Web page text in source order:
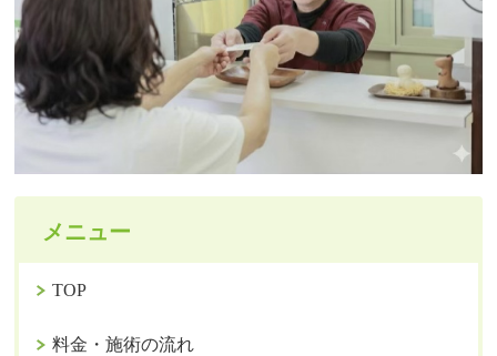
メニュー
TOP
料金・施術の流れ